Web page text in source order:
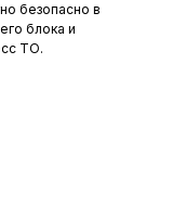
безопасно в
блока и
ТО.